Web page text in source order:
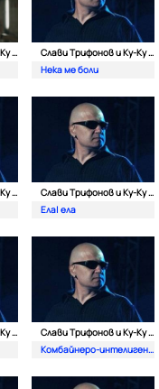
Слави Трифонов и Ку-Kу Бенд
Слави Трифонов и Ку-Kу Бенд
Нека ме боли
Слави Трифонов и Ку-Kу Бенд
Слави Трифонов и Ку-Kу Бенд
Ела| eла
Слави Трифонов и Ку-Kу Бенд
Слави Трифонов и Ку-Kу Бенд
Комбайнеро-интелигентска